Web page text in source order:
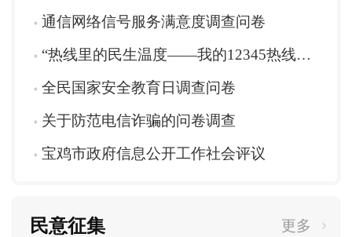
通信网络信号服务满意度调查问卷
“热线里的民生温度——我的12345热线故事”征文活动Logo网络评选投票
全民国家安全教育日调查问卷
关于防范电信诈骗的问卷调查
宝鸡市政府信息公开工作社会评议
民意征集 更多